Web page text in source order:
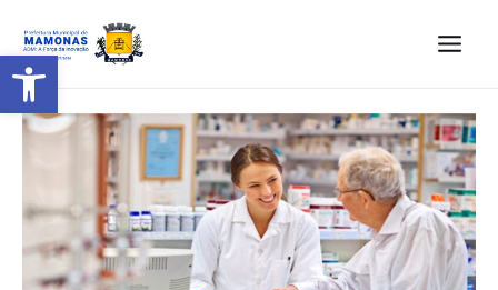
Barra de Ferramentas Aberta